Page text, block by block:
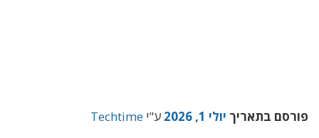
פורסם בתאריך יולי 1, 2026 ע"י Techtime